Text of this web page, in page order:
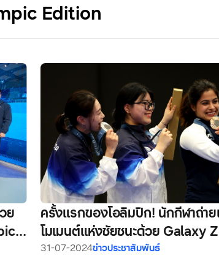
Edition
ย
ครั้งแรกของโอลิมปิก! นักกีฬาถ่าย
โมเมนต์แห่งชัยชนะด้วย Galaxy
Olympic Edition
31-07-2024ข่าวประชาสัมพันธ์